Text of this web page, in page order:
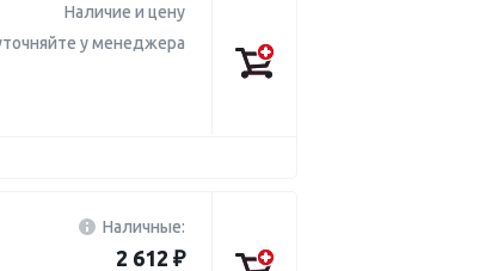
Наличие и цену
у менеджера
Наличные:
2 612 ₽